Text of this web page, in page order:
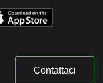
Contattaci